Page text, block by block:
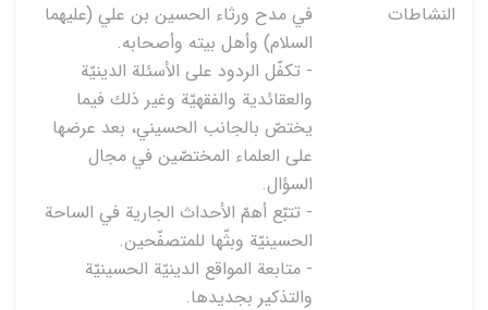
النشاطات
في مدح ورثاء الحسين بن علي (عليهما
السلام) وأهل بيته وأصحابه.
- تكفّل الردود على الأسئلة الدينيّة
والعقائدية والفقهيّة وغير ذلك فيما
يختصّ بالجانب الحسيني، بعد عرضها
على العلماء المختصّين في مجال
السؤال.
- تتبّع أهمّ الأحداث الجارية في الساحة
الحسينيّة وبثّها للمتصفّحين.
- متابعة المواقع الدينيّة الحسينيّة
والتذكير بجديدها.